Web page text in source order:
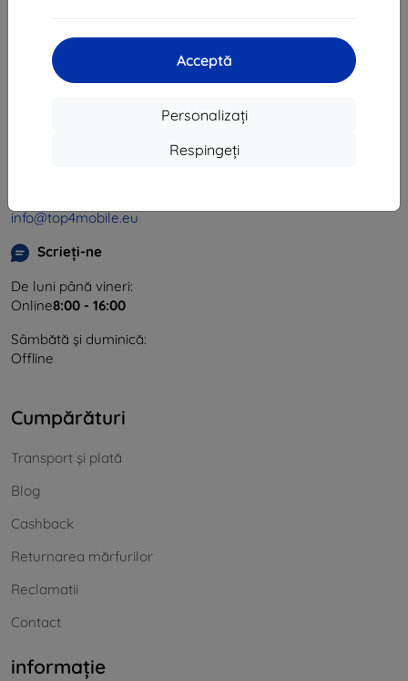
Acceptă
Personalizați
Respingeți
Ulica Rudolfa Mocka 3750/2A
841 04 Bratislava
info@top4mobile.eu
Scrieți-ne
De luni până vineri:
Online8:00 - 16:00
Sâmbătă și duminică:
Offline
Cumpărături
Transport și plată
Blog
Cashback
Returnarea mărfurilor
Reclamatii
Contact
informație